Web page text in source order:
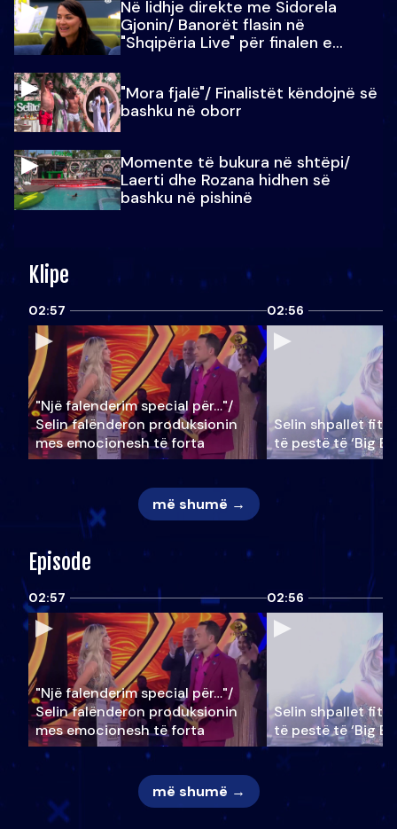
Në lidhje direkte me Sidorela
Gjonin/ Banorët flasin në
"Shqipëria Live" për finalen e
"Mora fjalë"/ Finalistët këndojnë së
bashku në oborr
Momente të bukura në shtëpi/
Laerti dhe Rozana hidhen së
bashku në pishinë
Klipe
02:57
"Një falenderim special për…"/
Selin falënderon produksionin
mes emocionesh të forta
02:56
Selin shpallet
të pestë të ‘Big
më shumë →
Episode
02:57
"Një falenderim special për…"/
Selin falënderon produksionin
mes emocionesh të forta
02:56
Selin shpallet
të pestë të ‘Big
më shumë →